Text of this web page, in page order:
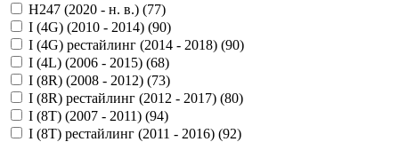
H247 (2020 - н. в.) (77)
I (4G) (2010 - 2014) (90)
I (4G) рестайлинг (2014 - 2018) (90)
I (4L) (2006 - 2015) (68)
I (8R) (2008 - 2012) (73)
I (8R) рестайлинг (2012 - 2017) (80)
I (8T) (2007 - 2011) (94)
I (8T) рестайлинг (2011 - 2016) (92)